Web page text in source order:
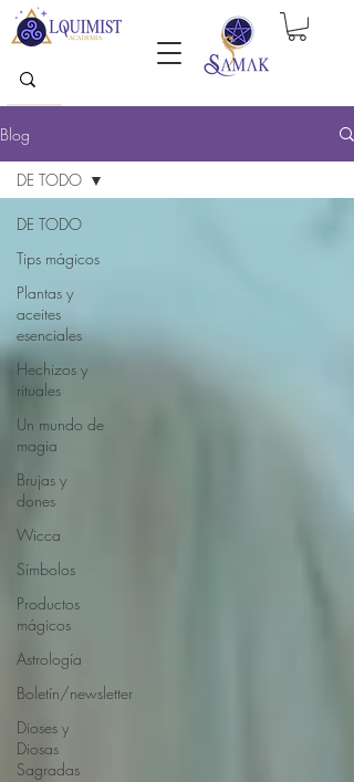
Blog
DE TODO
Tips mágicos
Plantas y
aceites
esenciales
Hechizos y
rituales
Un mundo de
magia
Brujas y
dones
Wicca
Símbolos
Productos
mágicos
Astrología
Boletín/newsletter
Dioses y
Diosas
Sagradas
DE TODO